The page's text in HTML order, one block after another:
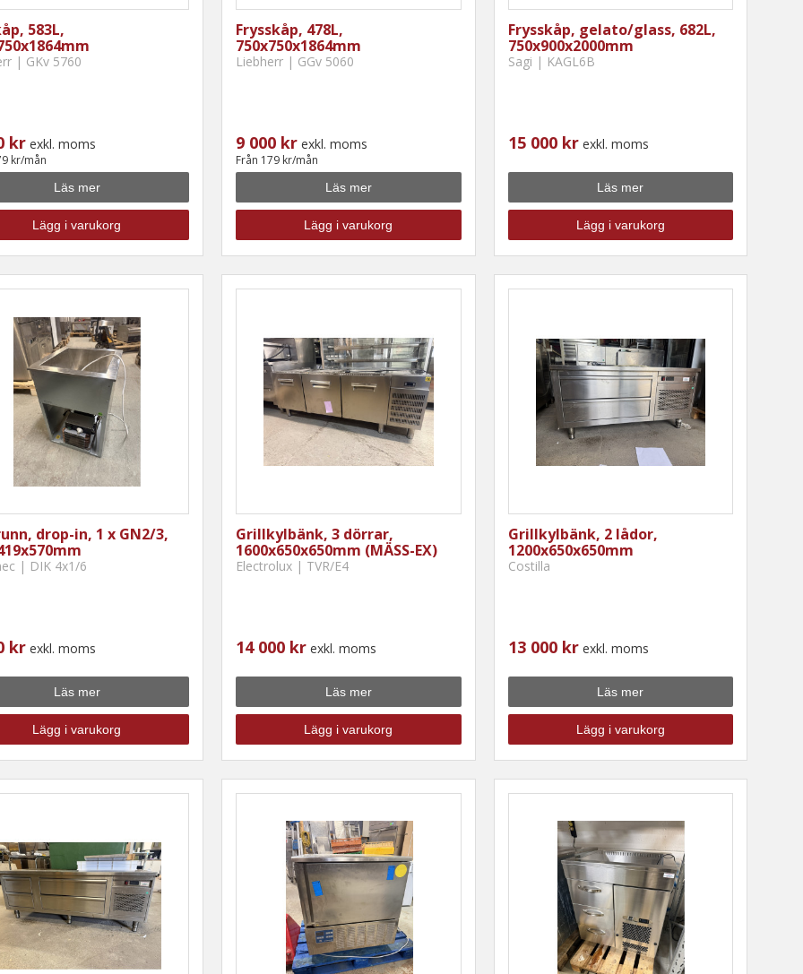
583L,
| GKv 5760
kr exkl. moms
kr/mån
Läs mer
Lägg i varukorg
Frysskåp, 478L,
750x750x1864mm
Liebherr | GGv 5060
9 000 kr exkl. moms
Från 179 kr/mån
Läs mer
Lägg i varukorg
Frysskåp, gelato/glass, 682L,
750x900x2000mm
Sagi | KAGL6B
15 000 krexkl. moms
Läs mer
Lägg i varukorg
drop-in, 1 x GN2/3,
| DIK 4x1/6
kr exkl. moms
Läs mer
Lägg i varukorg
Grillkylbänk, 3 dörrar,
1600x650x650mm (MÄSS-EX)
Electrolux | TVR/E4
14 000 kr exkl. moms
Läs mer
Lägg i varukorg
Grillkylbänk, 2 lådor,
1200x650x650mm
Costilla
13 000 krexkl. moms
Läs mer
Lägg i varukorg